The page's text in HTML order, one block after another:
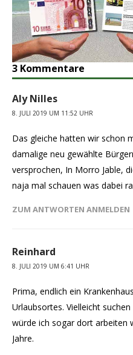
3 Kommentare
Aly Nilles
8. JULI 2019 UM 11:52 UHR
Das gleiche hatten wir schon
damalige neu gewählte
versprochen, In Morro Jable,
naja mal schauen was dabei
ZUM ANTWORTEN ANMELDEN
Reinhard
8. JULI 2019 UM 6:41 UHR
Prima, endlich ein
Urlaubsortes. Vielleicht
würde ich sogar dort arbeiten
Jahre.